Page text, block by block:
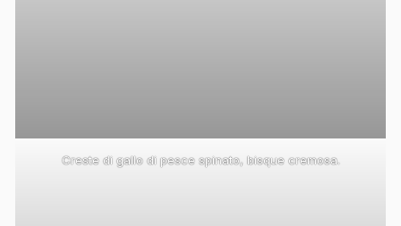
Creste di gallo di pesce spinato, bisque cremosa.